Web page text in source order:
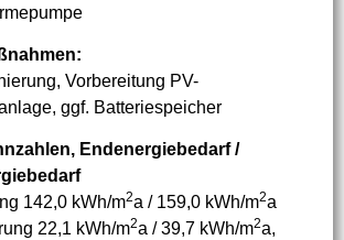
Vorbereitung PV-
ggf. Batteriespeicher
Endenergiebedarf /
142,0 kWh/m2a / 159,0 kWh/m2a
22,1 kWh/m2a / 39,7 kWh/m2a,